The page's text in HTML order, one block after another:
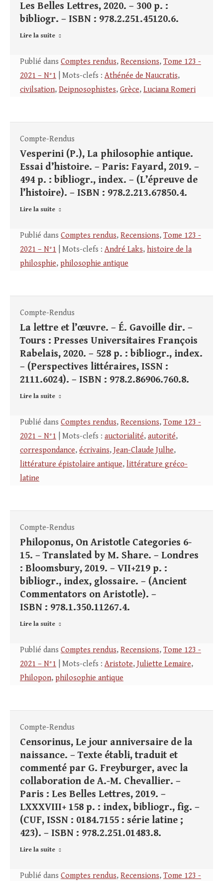
Les Belles Lettres, 2020. – 300 p. :
bibliogr. – ISBN : 978.2.251.45120.6.
Lire la suite
Publié dans Comptes rendus, Recensions, Tome 123 -
2021 – N°1 | Mots-clefs : Athénée de Naucratis,
civilsation, Deipnosophistes, Grèce, Luciana Romeri
Compte-Rendus
Vesperini (P.), La philosophie antique.
Essai d’histoire. – Paris: Fayard, 2019. –
494 p. : bibliogr., index. – (L’épreuve de
l’histoire). – ISBN : 978.2.213.67850.4.
Lire la suite
Publié dans Comptes rendus, Recensions, Tome 123 -
2021 – N°1 | Mots-clefs : André Laks, histoire de la
philosphie, philosophie antique
Compte-Rendus
La lettre et l’œuvre. – É. Gavoille dir. –
Tours : Presses Universitaires François
Rabelais, 2020. – 528 p. : bibliogr., index.
– (Perspectives littéraires, ISSN :
2111.6024). – ISBN : 978.2.86906.760.8.
Lire la suite
Publié dans Comptes rendus, Recensions, Tome 123 -
2021 – N°1 | Mots-clefs : auctorialité, autorité,
correspondance, écrivains, Jean-Claude Julhe,
littérature épistolaire antique, littérature gréco-
latine
Compte-Rendus
Philoponus, On Aristotle Categories 6-
15. – Translated by M. Share. – Londres
: Bloomsbury, 2019. – VII+219 p. :
bibliogr., index, glossaire. – (Ancient
Commentators on Aristotle). –
ISBN : 978.1.350.11267.4.
Lire la suite
Publié dans Comptes rendus, Recensions, Tome 123 -
2021 – N°1 | Mots-clefs : Aristote, Juliette Lemaire,
Philopon, philosophie antique
Compte-Rendus
Censorinus, Le jour anniversaire de la
naissance. – Texte établi, traduit et
commenté par G. Freyburger, avec la
collaboration de A.-M. Chevallier. –
Paris : Les Belles Lettres, 2019. –
LXXXVIII+ 158 p. : index, bibliogr., fig. –
(CUF, ISSN : 0184.7155 : série latine ;
423). – ISBN : 978.2.251.01483.8.
Lire la suite
Publié dans Comptes rendus, Recensions, Tome 123 -